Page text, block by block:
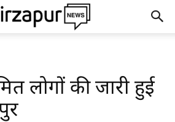
लोगों की जारी हुई